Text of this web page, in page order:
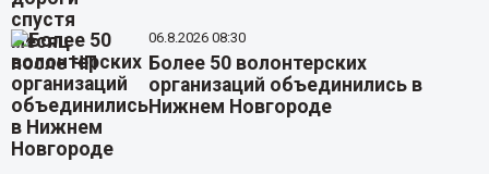
06.8.2026 08:30
Более 50 волонтерских
организаций объединились в
Нижнем Новгороде